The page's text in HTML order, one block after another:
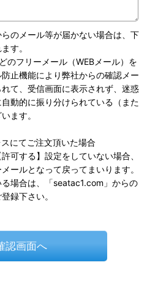
のメール等が届かない場合は、下
す。
のフリーメール（WEBメール）を
止機能により弊社からの確認メー
て、受信画面に表示されず、迷惑
動的に振り分けられている（また
ます。
にてご注文頂いた場合
可する】設定をしていない場合、
ールとなって戻ってまいります。
場合は、「seatac1.com」からの
録下さい。
認画面へ